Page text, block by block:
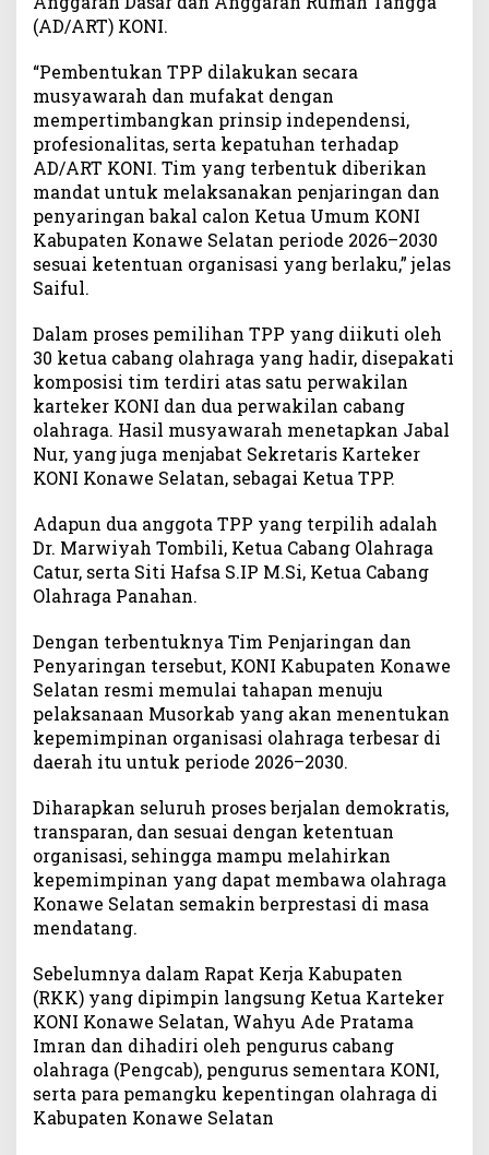
(AD/ART) KONI.
“Pembentukan TPP dilakukan secara
musyawarah dan mufakat dengan
mempertimbangkan prinsip independensi,
profesionalitas, serta kepatuhan terhadap
AD/ART KONI. Tim yang terbentuk diberikan
mandat untuk melaksanakan penjaringan dan
penyaringan bakal calon Ketua Umum KONI
Kabupaten Konawe Selatan periode 2026–2030
sesuai ketentuan organisasi yang berlaku,” jelas
Saiful.
Dalam proses pemilihan TPP yang diikuti oleh
30 ketua cabang olahraga yang hadir, disepakati
komposisi tim terdiri atas satu perwakilan
karteker KONI dan dua perwakilan cabang
olahraga. Hasil musyawarah menetapkan Jabal
Nur, yang juga menjabat Sekretaris Karteker
KONI Konawe Selatan, sebagai Ketua TPP.
Adapun dua anggota TPP yang terpilih adalah
Dr. Marwiyah Tombili, Ketua Cabang Olahraga
Catur, serta Siti Hafsa S.IP M.Si, Ketua Cabang
Olahraga Panahan.
Dengan terbentuknya Tim Penjaringan dan
Penyaringan tersebut, KONI Kabupaten Konawe
Selatan resmi memulai tahapan menuju
pelaksanaan Musorkab yang akan menentukan
kepemimpinan organisasi olahraga terbesar di
daerah itu untuk periode 2026–2030.
Diharapkan seluruh proses berjalan demokratis,
transparan, dan sesuai dengan ketentuan
organisasi, sehingga mampu melahirkan
kepemimpinan yang dapat membawa olahraga
Konawe Selatan semakin berprestasi di masa
mendatang.
Sebelumnya dalam Rapat Kerja Kabupaten
(RKK) yang dipimpin langsung Ketua Karteker
KONI Konawe Selatan, Wahyu Ade Pratama
Imran dan dihadiri oleh pengurus cabang
olahraga (Pengcab), pengurus sementara KONI,
serta para pemangku kepentingan olahraga di
Kabupaten Konawe Selatan